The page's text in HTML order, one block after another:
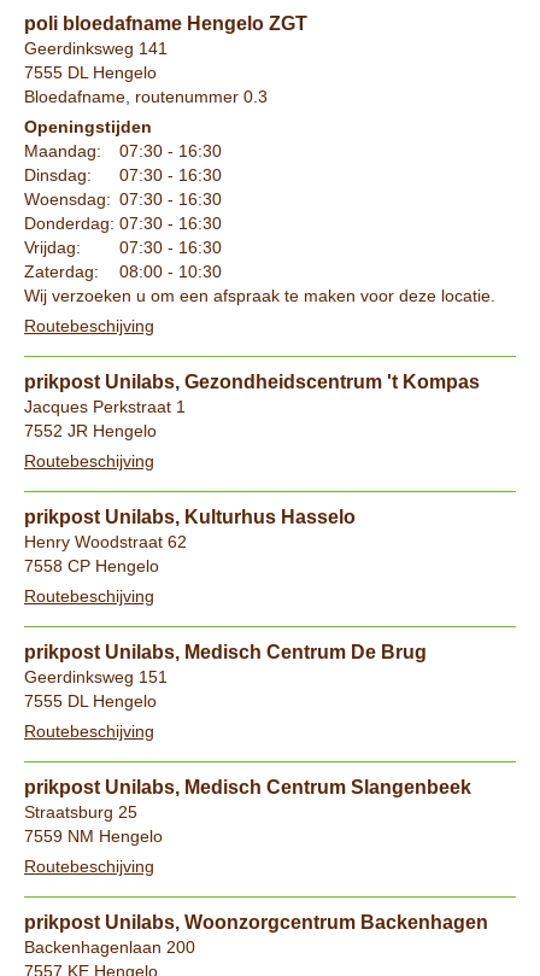
poli bloedafname Hengelo ZGT
Geerdinksweg 141
7555 DL Hengelo
Bloedafname, routenummer 0.3
Openingstijden
Maandag:
07:30 - 16:30
Dinsdag:
07:30 - 16:30
Woensdag: 07:30 - 16:30
Donderdag: 07:30 - 16:30
Vrijdag:
07:30 - 16:30
Zaterdag:
08:00 - 10:30
Wij verzoeken u om een afspraak te maken voor deze locatie.
Routebeschijving
prikpost Unilabs, Gezondheidscentrum 't Kompas
Jacques Perkstraat 1
7552 JR Hengelo
Routebeschijving
prikpost Unilabs, Kulturhus Hasselo
Henry Woodstraat 62
7558 CP Hengelo
Routebeschijving
prikpost Unilabs, Medisch Centrum De Brug
Geerdinksweg 151
7555 DL Hengelo
Routebeschijving
prikpost Unilabs, Medisch Centrum Slangenbeek
Straatsburg 25
7559 NM Hengelo
Routebeschijving
prikpost Unilabs, Woonzorgcentrum Backenhagen
Backenhagenlaan 200
7557 KE Hengelo